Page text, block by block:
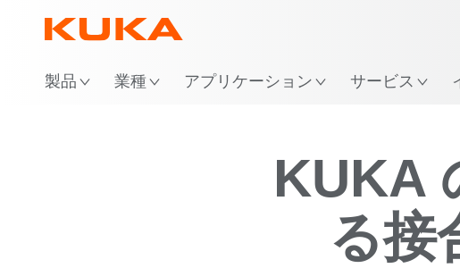
製品 業種 アプリケーション サービス
KUKA
る接